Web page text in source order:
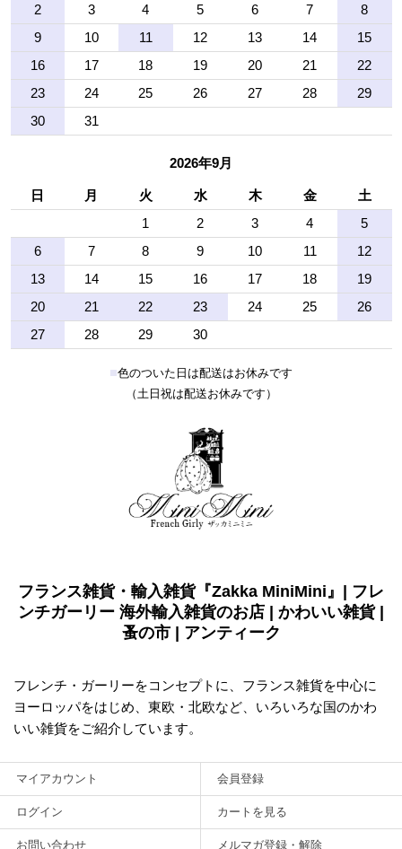
2
3 4 5 6 7
8
9
10 11 12 13 14
15
16
17 18 19 20 21
22
23
24 25 26 27 28
29
30
31
2026年9月
日 月 火 水 木 金
土
1
2 3 4
5
6
7 8 9 10 11
12
13
14 15 16 17 18
19
20
21 22 23 24 25
26
27
28 29 30
■色のついた日は配送はお休みです
（土日祝は配送お休みです）
フランス雑貨・輸入雑貨『Zakka MiniMini』| フレ
ンチガーリー 海外輸入雑貨のお店 | かわいい雑貨 |
蚤の市 | アンティーク
フレンチ・ガーリーをコンセプトに、フランス雑貨を中心に
ヨーロッパをはじめ、東欧・北欧など、いろいろな国のかわ
いい雑貨をご紹介しています。
マイアカウント 会員登録
ログイン カートを見る
お問い合わせ メルマガ登録・解除